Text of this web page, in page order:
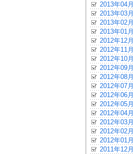
2013年04月
2013年03月
2013年02月
2013年01月
2012年12月
2012年11月
2012年10月
2012年09月
2012年08月
2012年07月
2012年06月
2012年05月
2012年04月
2012年03月
2012年02月
2012年01月
2011年12月